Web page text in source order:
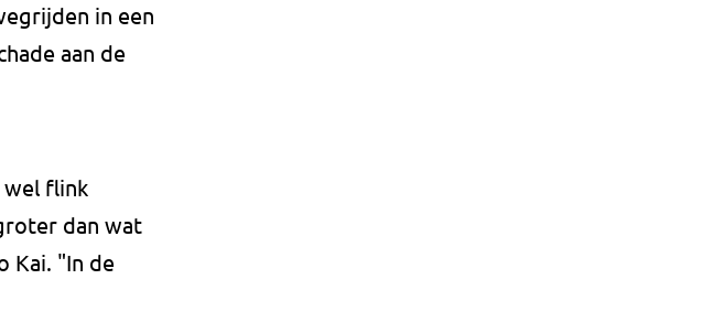
in een
aan de
wel flink
dan wat
Kai. "In de